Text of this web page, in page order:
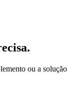
ou a solução